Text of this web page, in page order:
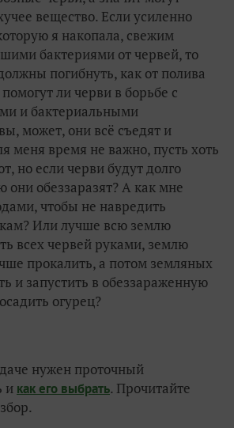
вещество. Если усиленно
я накопала, свежим
бактериями от червей, то
погибнуть, как от полива
ли черви в борьбе с
и бактериальными
может, они всё съедят и
меня время не важно, пусть хоть
но если черви будут долго
они обеззаразят? А как мне
чтобы не навредить
Или лучше всю землю
всех червей руками, землю
прокалить, а потом земляных
и запустить в обеззараженную
огурец?
нужен проточный
и как его выбрать. Прочитайте